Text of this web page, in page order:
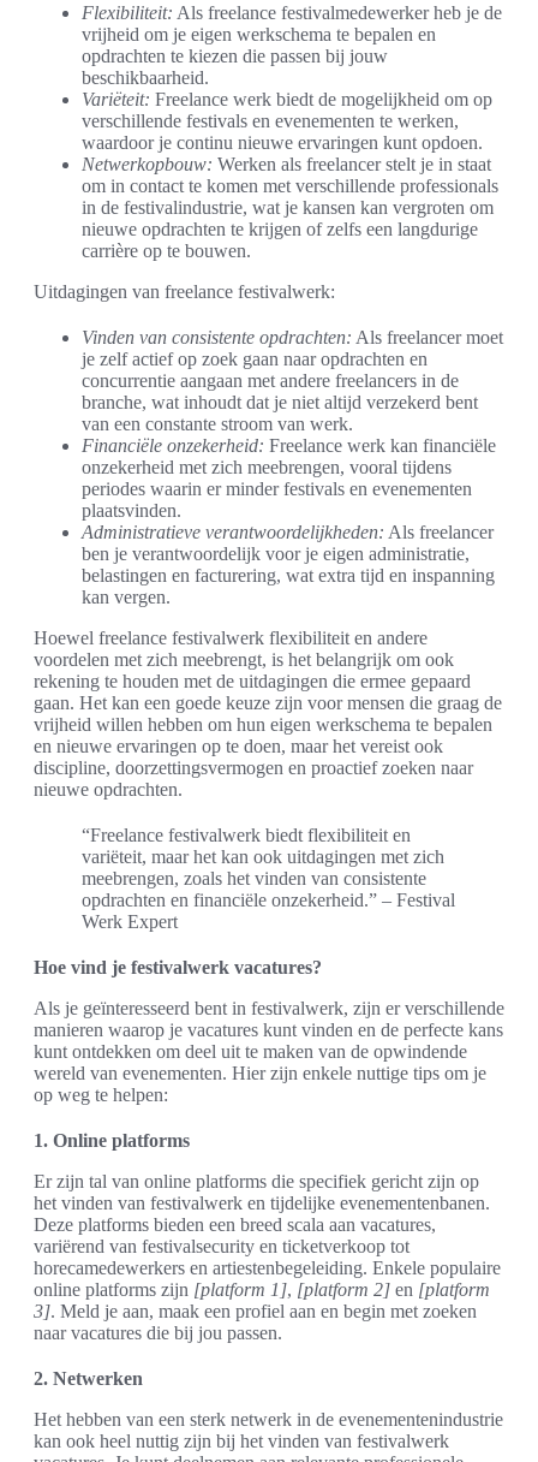
Flexibiliteit: Als freelance festivalmedewerker heb je de
vrijheid om je eigen werkschema te bepalen en
opdrachten te kiezen die passen bij jouw
beschikbaarheid.
Variëteit: Freelance werk biedt de mogelijkheid om op
verschillende festivals en evenementen te werken,
waardoor je continu nieuwe ervaringen kunt opdoen.
Netwerkopbouw: Werken als freelancer stelt je in staat
om in contact te komen met verschillende professionals
in de festivalindustrie, wat je kansen kan vergroten om
nieuwe opdrachten te krijgen of zelfs een langdurige
carrière op te bouwen.
Uitdagingen van freelance festivalwerk:
Vinden van consistente opdrachten: Als freelancer moet
je zelf actief op zoek gaan naar opdrachten en
concurrentie aangaan met andere freelancers in de
branche, wat inhoudt dat je niet altijd verzekerd bent
van een constante stroom van werk.
Financiële onzekerheid: Freelance werk kan financiële
onzekerheid met zich meebrengen, vooral tijdens
periodes waarin er minder festivals en evenementen
plaatsvinden.
Administratieve verantwoordelijkheden: Als freelancer
ben je verantwoordelijk voor je eigen administratie,
belastingen en facturering, wat extra tijd en inspanning
kan vergen.
Hoewel freelance festivalwerk flexibiliteit en andere
voordelen met zich meebrengt, is het belangrijk om ook
rekening te houden met de uitdagingen die ermee gepaard
gaan. Het kan een goede keuze zijn voor mensen die graag de
vrijheid willen hebben om hun eigen werkschema te bepalen
en nieuwe ervaringen op te doen, maar het vereist ook
discipline, doorzettingsvermogen en proactief zoeken naar
nieuwe opdrachten.
“Freelance festivalwerk biedt flexibiliteit en
variëteit, maar het kan ook uitdagingen met zich
meebrengen, zoals het vinden van consistente
opdrachten en financiële onzekerheid.” – Festival
Werk Expert
Hoe vind je festivalwerk vacatures?
Als je geïnteresseerd bent in festivalwerk, zijn er verschillende
manieren waarop je vacatures kunt vinden en de perfecte kans
kunt ontdekken om deel uit te maken van de opwindende
wereld van evenementen. Hier zijn enkele nuttige tips om je
op weg te helpen:
1. Online platforms
Er zijn tal van online platforms die specifiek gericht zijn op
het vinden van festivalwerk en tijdelijke evenementenbanen.
Deze platforms bieden een breed scala aan vacatures,
variërend van festivalsecurity en ticketverkoop tot
horecamedewerkers en artiestenbegeleiding. Enkele populaire
online platforms zijn [platform 1], [platform 2] en [platform
3]. Meld je aan, maak een profiel aan en begin met zoeken
naar vacatures die bij jou passen.
2. Netwerken
Het hebben van een sterk netwerk in de evenementenindustrie
kan ook heel nuttig zijn bij het vinden van festivalwerk